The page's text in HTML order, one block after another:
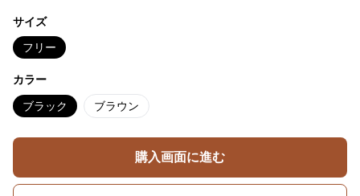
サイズ
フリー
カラー
ブラック ブラウン
購入画面に進む